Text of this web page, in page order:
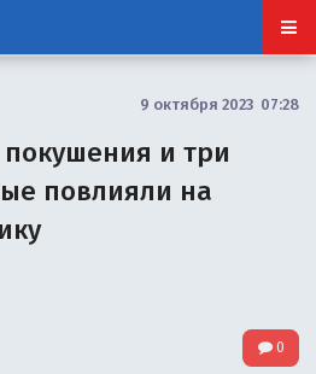
9 октября 2023 07:28
покушения и три
повлияли на
0